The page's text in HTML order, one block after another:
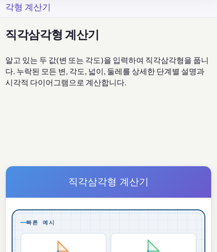
각형 계산기
직각삼각형 계산기
알고 있는 두 값(변 또는 각도)을 입력하여 직각삼각형을 풉니
다. 누락된 모든 변, 각도, 넓이, 둘레를 상세한 단계별 설명과
시각적 다이어그램으로 계산합니다.
직각삼각형 계산기
빠른 예시